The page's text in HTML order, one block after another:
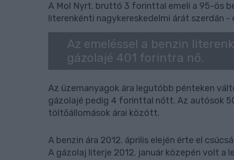
A Mol Nyrt. bruttó 3 forinttal emeli a 95-ös
literenkénti nagykereskedelmi árát szerdán
Az emeléssel a benzin
gázolajé 401 forintra nő.
Az üzemanyagok ára legutóbb pénteken
gázolajé pedig 4 forinttal nőtt. Az autósok
töltőállomások árai között.
A benzin ára 2012. április elején érte el
A gázolaj literje 2012. január közepén volt a